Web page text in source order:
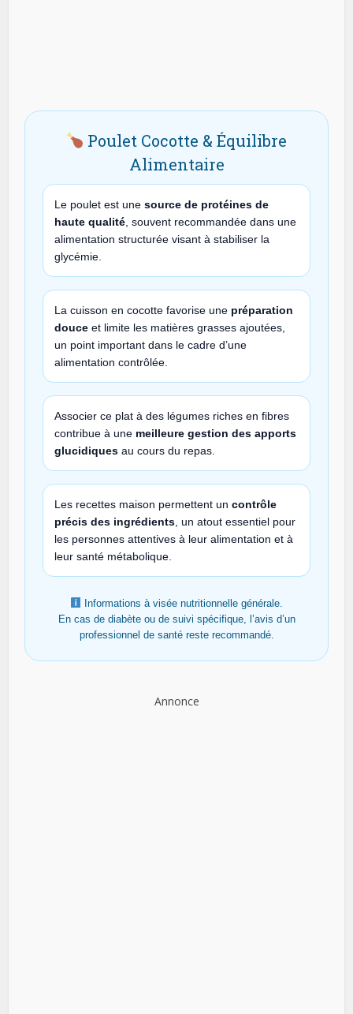
Poulet Cocotte & Équilibre
Alimentaire
Le poulet est unesource de protéines de
haute qualité , souvent recommandée dans une
alimentation structurée visant à stabiliser la
glycémie.
La cuisson en cocotte favorise une préparation
douce et limite les matières grasses ajoutées,
un point important dans le cadre d’une
alimentation contrôlée.
Associer ce plat à des légumes riches en fibres
contribue à une meilleure gestion des apports
glucidiques au cours du repas.
Les recettes maison permettent uncontrôle
précis des ingrédients , un atout essentiel pour
les personnes attentives à leur alimentation et à
leur santé métabolique.
Informations à visée nutritionnelle générale.
En cas de diabète ou de suivi spécifique, l’avis d’un
professionnel de santé reste recommandé.
Annonce